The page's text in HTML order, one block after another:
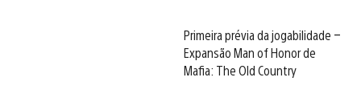
Primeira prévia da jogabilidade –
Expansão Man of Honor de
Mafia: The Old Country